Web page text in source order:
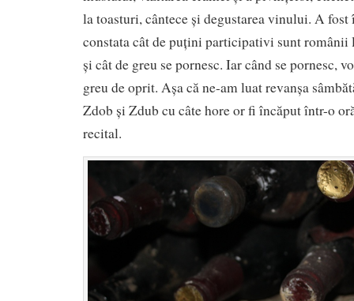
la toasturi, cântece și degustarea vinului. A fost
constata cât de puțini participativi sunt românii
și cât de greu se pornesc. Iar când se pornesc,
greu de oprit. Așa că ne-am luat revanșa
Zdob și Zdub cu câte hore or fi încăput într-o
recital.